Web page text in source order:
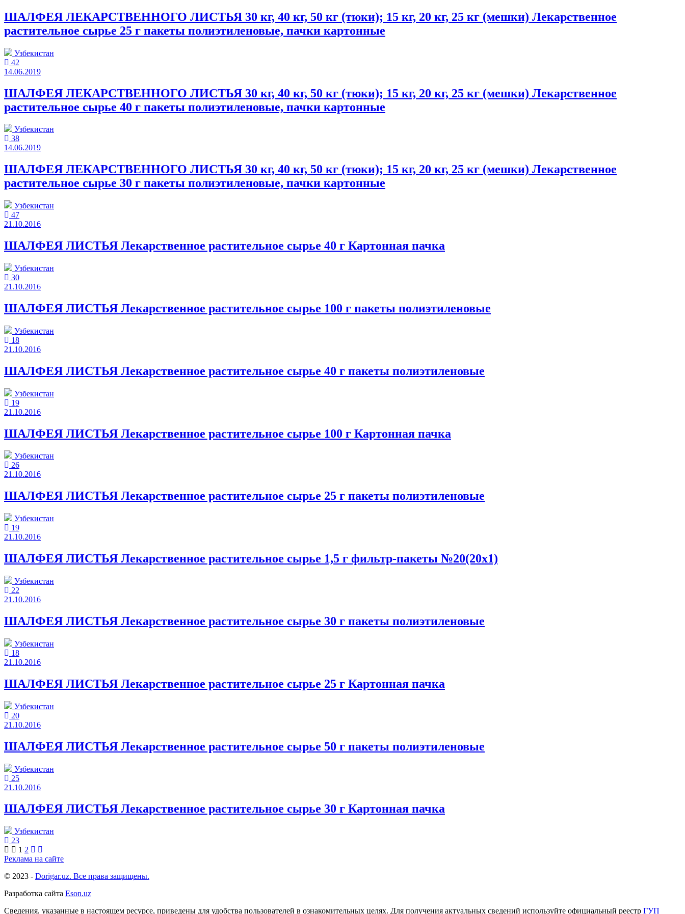
ШАЛФЕЯ ЛЕКАРСТВЕННОГО ЛИСТЬЯ 30 кг, 40 кг, 50 кг (тюки); 15 кг, 20 кг, 25 кг (мешки) Лекарственное
растительное сырье 25 г пакеты полиэтиленовые, пачки картонные
Узбекистан
42
14.06.2019
ШАЛФЕЯ ЛЕКАРСТВЕННОГО ЛИСТЬЯ 30 кг, 40 кг, 50 кг (тюки); 15 кг, 20 кг, 25 кг (мешки) Лекарственное
растительное сырье 40 г пакеты полиэтиленовые, пачки картонные
Узбекистан
38
14.06.2019
ШАЛФЕЯ ЛЕКАРСТВЕННОГО ЛИСТЬЯ 30 кг, 40 кг, 50 кг (тюки); 15 кг, 20 кг, 25 кг (мешки) Лекарственное
растительное сырье 30 г пакеты полиэтиленовые, пачки картонные
Узбекистан
47
21.10.2016
ШАЛФЕЯ ЛИСТЬЯ Лекарственное растительное сырье 40 г Картонная пачка
Узбекистан
30
21.10.2016
ШАЛФЕЯ ЛИСТЬЯ Лекарственное растительное сырье 100 г пакеты полиэтиленовые
Узбекистан
18
21.10.2016
ШАЛФЕЯ ЛИСТЬЯ Лекарственное растительное сырье 40 г пакеты полиэтиленовые
Узбекистан
19
21.10.2016
ШАЛФЕЯ ЛИСТЬЯ Лекарственное растительное сырье 100 г Картонная пачка
Узбекистан
26
21.10.2016
ШАЛФЕЯ ЛИСТЬЯ Лекарственное растительное сырье 25 г пакеты полиэтиленовые
Узбекистан
19
21.10.2016
ШАЛФЕЯ ЛИСТЬЯ Лекарственное растительное сырье 1,5 г фильтр-пакеты №20(20x1)
Узбекистан
22
21.10.2016
ШАЛФЕЯ ЛИСТЬЯ Лекарственное растительное сырье 30 г пакеты полиэтиленовые
Узбекистан
18
21.10.2016
ШАЛФЕЯ ЛИСТЬЯ Лекарственное растительное сырье 25 г Картонная пачка
Узбекистан
20
21.10.2016
ШАЛФЕЯ ЛИСТЬЯ Лекарственное растительное сырье 50 г пакеты полиэтиленовые
Узбекистан
25
21.10.2016
ШАЛФЕЯ ЛИСТЬЯ Лекарственное растительное сырье 30 г Картонная пачка
Узбекистан
23
1 2
Реклама на сайте
© 2023 - Dorigar.uz. Все права защищены.
Разработка сайта Eson.uz
Сведения, указанные в настоящем ресурсе, приведены для удобства пользователей в ознакомительных целях. Для получения актуальных сведений используйте официальный реестр ГУП